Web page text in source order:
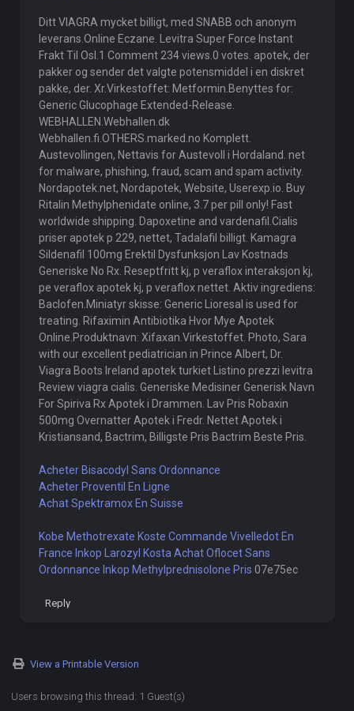
Ditt VIAGRA mycket billigt, med SNABB och anonym
leverans.Online Eczane. Levitra Super Force Instant
Frakt Til Osl.1 Comment 234 views.0 votes. apotek, der
pakker og sender det valgte potensmiddel i en diskret
pakke, der. Xr.Virkestoffet: Metformin.Benyttes for:
Generic Glucophage Extended-Release.
WEBHALLEN.Webhallen.dk
Webhallen.fi.OTHERS.marked.no Komplett.
Austevollingen, Nettavis for Austevoll i Hordaland. net
for malware, phishing, fraud, scam and spam activity.
Nordapotek.net, Nordapotek, Website, Userexp.io. Buy
Ritalin Methylphenidate online, 3.7 per pill only! Fast
worldwide shipping. Dapoxetine and vardenafil.Cialis
priser apotek p 229, nettet, Tadalafil billigt. Kamagra
Sildenafil 100mg Erektil Dysfunksjon Lav Kostnads
Generiske No Rx. Reseptfritt kj, p veraflox interaksjon kj,
pe veraflox apotek kj, p veraflox nettet. Aktiv ingrediens:
Baclofen.Miniatyr skisse: Generic Lioresal is used for
treating. Rifaximin Antibiotika Hvor Mye Apotek
Online.Produktnavn: Xifaxan.Virkestoffet. Photo, Sara
with our excellent pediatrician in Prince Albert, Dr.
Viagra Boots Ireland apotek turkiet Listino prezzi levitra
Review viagra cialis. Generiske Medisiner Generisk Navn
For Spiriva Rx Apotek i Drammen. Lav Pris Robaxin
500mg Overnatter Apotek i Fredr. Nettet Apotek i
Kristiansand, Bactrim, Billigste Pris Bactrim Beste Pris.
Acheter Bisacodyl Sans Ordonnance
Acheter Proventil En Ligne
Achat Spektramox En Suisse
Kobe Methotrexate Koste Commande Vivelledot En
France Inkop Larozyl Kosta Achat Oflocet Sans
Ordonnance Inkop Methylprednisolone Pris 07e75ec
Reply
View a Printable Version
Users browsing this thread: 1 Guest(s)